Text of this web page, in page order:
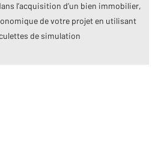
l’acquisition d’un bien immobilier,
de votre projet en utilisant
de simulation